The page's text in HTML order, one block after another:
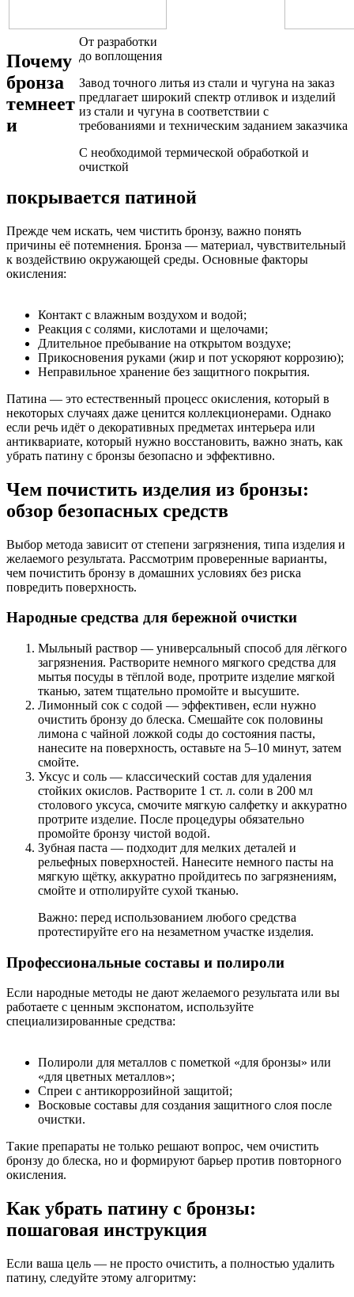
От разработки
до воплощения
Завод точного литья из стали и чугуна на заказ
предлагает широкий спектр отливок и изделий
из стали и чугуна в соответствии с
требованиями и техническим заданием заказчика
С необходимой термической обработкой и
очисткой
Почему
бронза
темнеет
и
покрывается патиной
Прежде чем искать, чем чистить бронзу, важно понять
причины её потемнения. Бронза — материал, чувствительный
к воздействию окружающей среды. Основные факторы
окисления:
Контакт с влажным воздухом и водой;
Реакция с солями, кислотами и щелочами;
Длительное пребывание на открытом воздухе;
Прикосновения руками (жир и пот ускоряют коррозию);
Неправильное хранение без защитного покрытия.
Патина — это естественный процесс окисления, который в
некоторых случаях даже ценится коллекционерами. Однако
если речь идёт о декоративных предметах интерьера или
антиквариате, который нужно восстановить, важно знать, как
убрать патину с бронзы безопасно и эффективно.
Чем почистить изделия из бронзы:
обзор безопасных средств
Выбор метода зависит от степени загрязнения, типа изделия и
желаемого результата. Рассмотрим проверенные варианты,
чем почистить бронзу в домашних условиях без риска
повредить поверхность.
Народные средства для бережной очистки
Мыльный раствор — универсальный способ для лёгкого
загрязнения. Растворите немного мягкого средства для
мытья посуды в тёплой воде, протрите изделие мягкой
тканью, затем тщательно промойте и высушите.
Лимонный сок с содой — эффективен, если нужно
очистить бронзу до блеска. Смешайте сок половины
лимона с чайной ложкой соды до состояния пасты,
нанесите на поверхность, оставьте на 5–10 минут, затем
смойте.
Уксус и соль — классический состав для удаления
стойких окислов. Растворите 1 ст. л. соли в 200 мл
столового уксуса, смочите мягкую салфетку и аккуратно
протрите изделие. После процедуры обязательно
промойте бронзу чистой водой.
Зубная паста — подходит для мелких деталей и
рельефных поверхностей. Нанесите немного пасты на
мягкую щётку, аккуратно пройдитесь по загрязнениям,
смойте и отполируйте сухой тканью.
Важно: перед использованием любого средства
протестируйте его на незаметном участке изделия.
Профессиональные составы и полироли
Если народные методы не дают желаемого результата или вы
работаете с ценным экспонатом, используйте
специализированные средства:
Полироли для металлов с пометкой «для бронзы» или
«для цветных металлов»;
Спреи с антикоррозийной защитой;
Восковые составы для создания защитного слоя после
очистки.
Такие препараты не только решают вопрос, чем очистить
бронзу до блеска, но и формируют барьер против повторного
окисления.
Как убрать патину с бронзы:
пошаговая инструкция
Если ваша цель — не просто очистить, а полностью удалить
патину, следуйте этому алгоритму: